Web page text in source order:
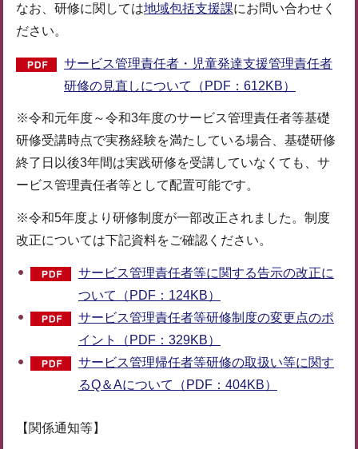
なお、研修に関しては地域包括支援課にお問い合わせく
ださい。
サービス管理責任者・児童発達支援管理責任者
研修の見直しについて（PDF：612KB）
※令和元年度～令和3年度のサービス管理責任者等基礎
研修受講時点で実務経験を満たしている場合、基礎研修
終了日以後3年間は実践研修を受講していなくても、サ
ービス管理責任者等として配置可能です。
※令和5年度より研修制度が一部改正されました。制度
改正については下記資料をご確認ください。
サービス管理責任者等に関する告示の改正に
ついて（PDF：124KB）
サービス管理責任者等研修制度の変更点のポ
イント（PDF：329KB）
サービス管理帰任者等研修の取扱い等に関す
るQ＆Aについて（PDF：404KB）
【関係通知等】